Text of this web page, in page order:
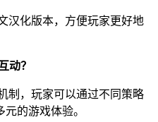
汉化版本，方便玩家更好地
动？
制，玩家可以通过不同策略
的游戏体验。